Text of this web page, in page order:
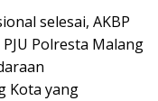
selesai, AKBP
Polresta Malang
Kota yang